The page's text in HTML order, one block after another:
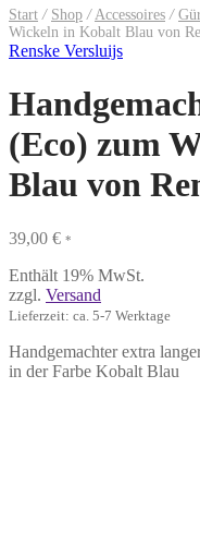
Start / Shop / Accessoires /
Wickeln in Kobalt Blau von
Renske Versluijs
(Eco) zum
Blau von
39,00 € *
Enthält 19% MwSt.
zzgl. Versand
Lieferzeit: ca. 5-7 Werktage
Handgemachter extra
in der Farbe Kobalt Blau